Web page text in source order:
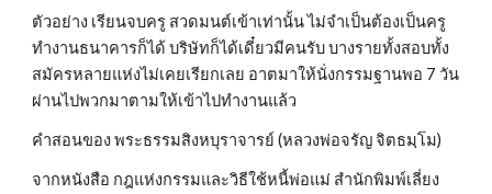
ตัวอย่าง เรียนจบครู สวดมนต์เข้าเท่านั้น ไม่จำเป็นต้องเป็นครู
ทำงานธนาคารก็ได้ บริษัทก็ได้เดี๋ยวมีคนรับ บางรายทั้งสอบทั้ง
สมัครหลายแห่งไม่เคยเรียกเลย อาตมาให้นั่งกรรมฐานพอ 7 วัน
ผ่านไปพวกมาตามให้เข้าไปทำงานแล้ว
คำสอนของ พระธรรมสิงหบุราจารย์ (หลวงพ่อจรัญ จิตธมฺโม)
จากหนังสือ กฎแห่งกรรมและวิธีใช้หนี้พ่อแม่ สำนักพิมพ์เลี่ยง